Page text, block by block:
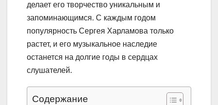
делает его творчество уникальным и
запоминающимся. С каждым годом
популярность Сергея Харламова только
растет, и его музыкальное наследие
останется на долгие годы в сердцах
слушателей.
Содержание